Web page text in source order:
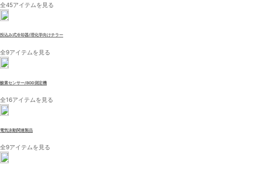
全45アイテムを見る
投込み式冷却器/理化学向けチラー
全9アイテムを見る
酸素センサー/BOD測定機
全16アイテムを見る
電気泳動関連製品
全9アイテムを見る